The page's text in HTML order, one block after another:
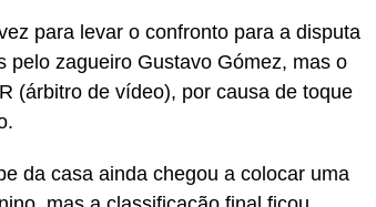
para levar o confronto para a disputa
pelo zagueiro Gustavo Gómez, mas o
(árbitro de vídeo), por causa de toque
da casa ainda chegou a colocar uma